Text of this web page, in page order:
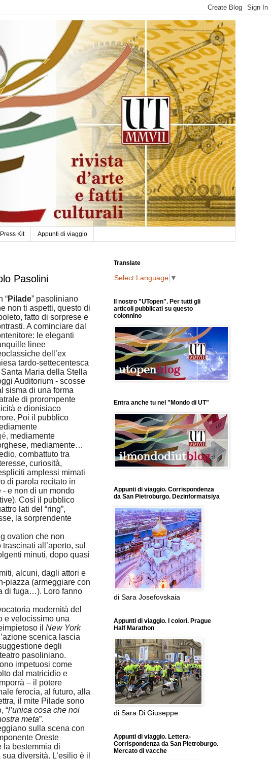
Press Kit Appunti di viaggio
Pasolini
“Pilade” pasoliniano
non ti aspetti, questo di
fatto di sorprese e
A cominciare dal
le eleganti
linee
dell’ex
tardo-settecentesca
Maria della Stella
Auditorium - scosse
sisma di una forma
di prorompente
e dionisiaco
Poi il pubblico
mediamente
mediamente…
combattuto tra
curiosità,
amplessi mimati
di parola recitato in
e non di un mondo
Così il pubblico
lati del “ring”,
la sorprendente
ovation che non
all’aperto, sul
minuti, dopo quasi
alcuni, dagli attori e
piazza (armeggiare con
di fuga…). Loro fanno
modernità del
e velocissimo una
impietoso il New York
scenica lascia
degli
pasoliniano.
impetuosi come
dal matricidio e
– il potere
ferocia, al futuro, alla
il mite Pilade sono
“l’unica cosa che noi
meta”.
sulla scena con
Oreste
la bestemmia di
diversità. L’esilio è il
Translate
Select Language ▼
Il nostro "UTopen". Per tutti gli
articoli pubblicati su questo
colonnino
Entra anche tu nel "Mondo di UT"
Appunti di viaggio. Corrispondenza
da San Pietroburgo. Dezinformatsiya
di Sara Josefovskaia
Appunti di viaggio. I colori. Prague
Half Marathon
di Sara Di Giuseppe
Appunti di viaggio. Lettera-
Corrispondenza da San Pietroburgo.
Mercato di vacche